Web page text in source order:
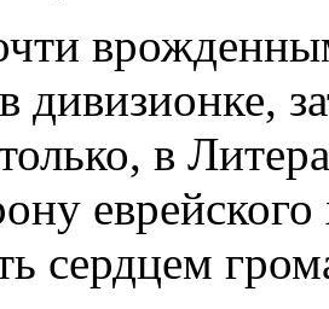
дивизионке,
в
еврейского
сердцем